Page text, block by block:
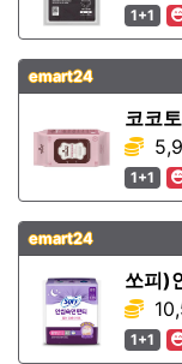
1+1
emart24
코코
1+1
emart24
쏘피)
1+1